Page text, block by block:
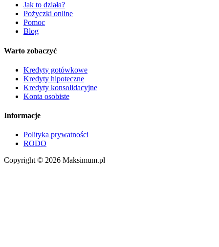
Jak to działa?
Pożyczki online
Pomoc
Blog
Warto zobaczyć
Kredyty gotówkowe
Kredyty hipoteczne
Kredyty konsolidacyjne
Konta osobiste
Informacje
Polityka prywatności
RODO
Copyright © 2026 Maksimum.pl